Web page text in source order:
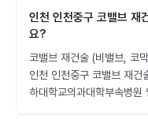
인천 인천중구 코밸브 재
요?
코밸브 재건술 (비밸브, 코
인천 인천중구 코밸브 재건
하대학교의과대학부속병원